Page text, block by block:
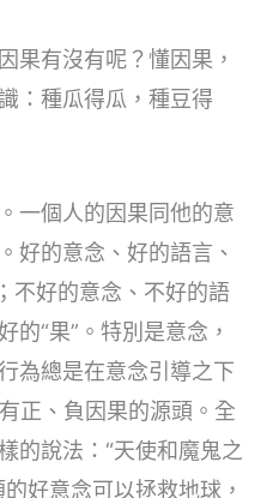
果有沒有呢？懂因果，
：種瓜得瓜，種豆得
一個人的因果同他的意
好的意念、好的語言、
不好的意念、不好的語
的“果”。特別是意念，
為總是在意念引導之下
正、負因果的源頭。全
的說法：“天使和魔鬼之
好意念可以拯救地球，